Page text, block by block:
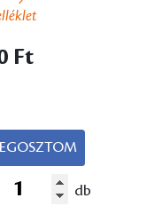
Ft
db